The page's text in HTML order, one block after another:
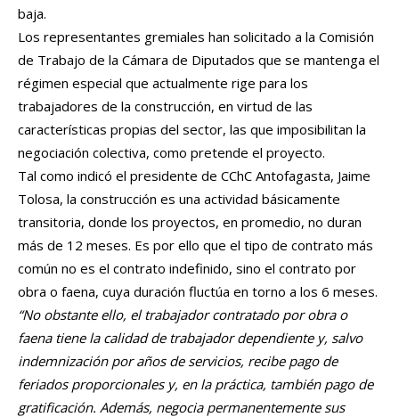
baja.
Los representantes gremiales han solicitado a la Comisión
de Trabajo de la Cámara de Diputados que se mantenga el
régimen especial que actualmente rige para los
trabajadores de la construcción, en virtud de las
características propias del sector, las que imposibilitan la
negociación colectiva, como pretende el proyecto.
Tal como indicó el presidente de CChC Antofagasta, Jaime
Tolosa, la construcción es una actividad básicamente
transitoria, donde los proyectos, en promedio, no duran
más de 12 meses. Es por ello que el tipo de contrato más
común no es el contrato indefinido, sino el contrato por
obra o faena, cuya duración fluctúa en torno a los 6 meses.
“No obstante ello, el trabajador contratado por obra o
faena tiene la calidad de trabajador dependiente y, salvo
indemnización por años de servicios, recibe pago de
feriados proporcionales y, en la práctica, también pago de
gratificación. Además, negocia permanentemente sus